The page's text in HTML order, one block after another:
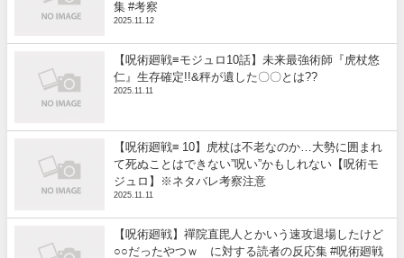
集 #考察
2025.11.12
【呪術廻戦≡モジュロ10話】未来最強術師『虎杖悠
仁』生存確定!!&秤が遺した〇〇とは??
2025.11.11
【呪術廻戦≡ 10】虎杖は不老なのか…大勢に囲まれ
て死ぬことはできない”呪い”かもしれない【呪術モ
ジュロ】※ネタバレ考察注意
2025.11.11
【呪術廻戦】禪院直毘人とかいう速攻退場したけど
○○だったやつｗ に対する読者の反応集 #呪術廻戦